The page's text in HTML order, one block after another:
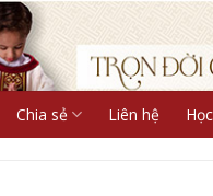
Chia sẻ Liên hệ